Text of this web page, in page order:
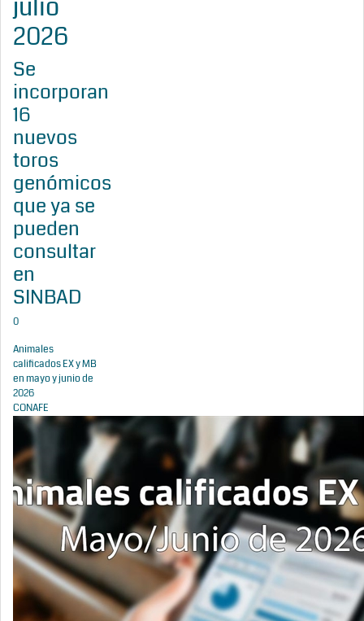
julio
2026
Se
incorporan
16
nuevos
toros
genómicos
que ya se
pueden
consultar
en
SINBAD
0
Animales
calificados EX y MB
en mayo y junio de
2026
CONAFE